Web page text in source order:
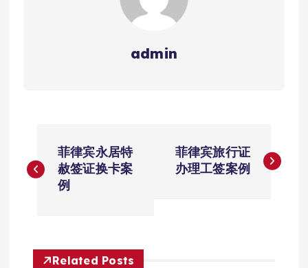
admin
章
航
菲律宾永居特
赦签证换卡案
例
菲律宾旅行证
办理工签案例
Related Posts